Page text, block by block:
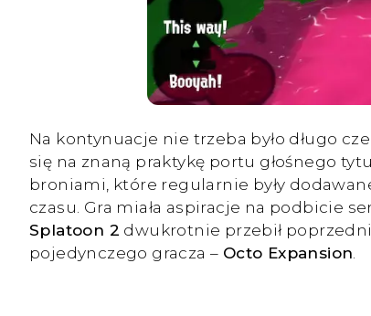
Na kontynuacje nie trzeba było długo
się na znaną praktykę portu głośnego
broniami, które regularnie były
czasu. Gra miała aspiracje na podbicie
Splatoon 2 dwukrotnie przebił
pojedynczego gracza – Octo Expansion